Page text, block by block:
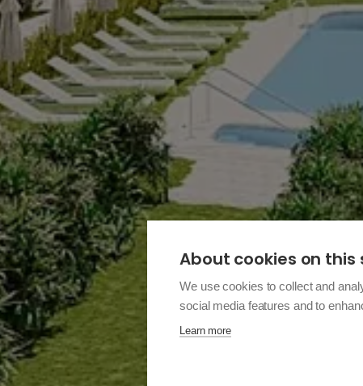
About cookies on this
We use cookies to collect and
social media features and to
Learn more